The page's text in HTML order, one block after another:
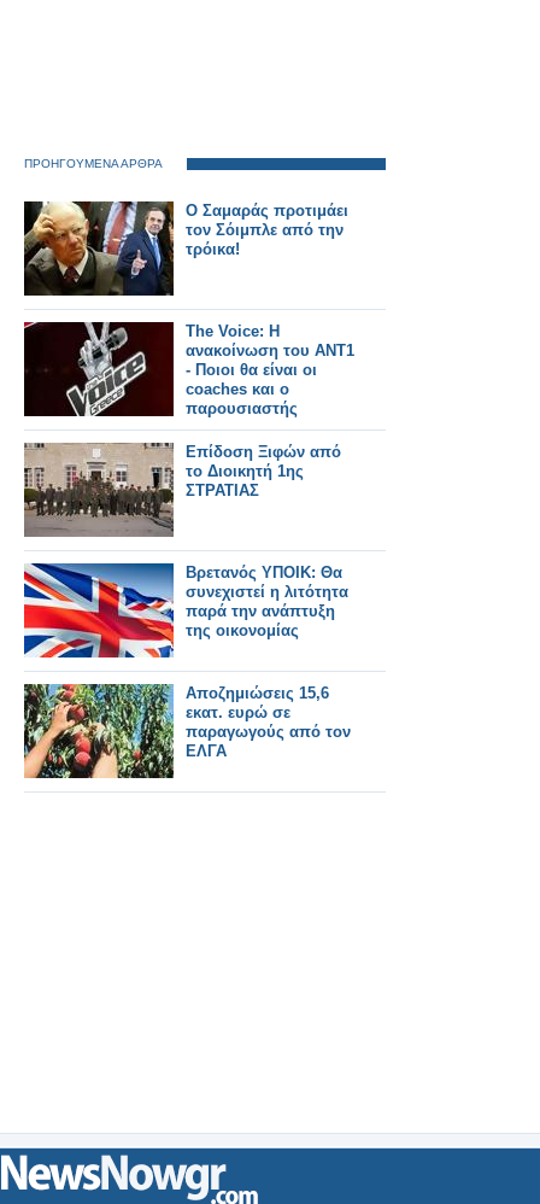
ΠΡΟΗΓΟΥΜΕΝΑ ΑΡΘΡΑ
O Σαμαράς προτιμάει
τον Σόιμπλε από την
τρόικα!
The Voice: Η
ανακοίνωση του ΑΝΤ1
- Ποιοι θα είναι οι
coaches και ο
παρουσιαστής
Επίδοση Ξιφών από
το Διοικητή 1ης
ΣΤΡΑΤΙΑΣ
Βρετανός ΥΠΟΙΚ: Θα
συνεχιστεί η λιτότητα
παρά την ανάπτυξη
της οικονομίας
Αποζημιώσεις 15,6
εκατ. ευρώ σε
παραγωγούς από τον
ΕΛΓΑ